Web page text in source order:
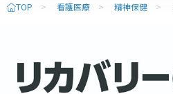
TOP > 看護医療 > 精神保健 >